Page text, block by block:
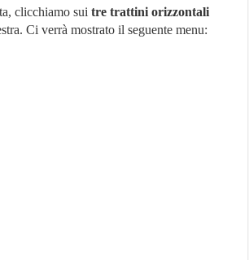
clicchiamo suitre trattini orizzontali
Ci verrà mostrato il seguente menu: